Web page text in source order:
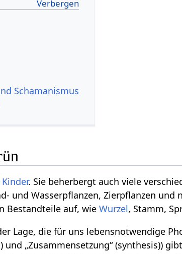
Schamanismus
Kinder. Sie beherbergt auch viele
und Wasserpflanzen, Zierpflanzen und
Bestandteile auf, wieWurzel, Stamm,
Lage, die für uns lebensnotwendige
und „Zusammensetzung“ (synthesis))